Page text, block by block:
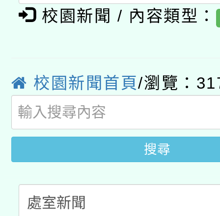
年度健康促進學校輔導
原住民族教育政策研討
轉知教育部國民及學前
方素養工作坊新北場」
「族語學習班」招生簡
文教學共融平台-教案
件」活動簡章
教育部國民及學前教育
年度COVID-19疫苗接
接種對象擴大為「滿6
接種之民眾」措施，延
月28日止
校園新聞 / 內容類型：
校園新聞首頁/瀏覽：
搜尋